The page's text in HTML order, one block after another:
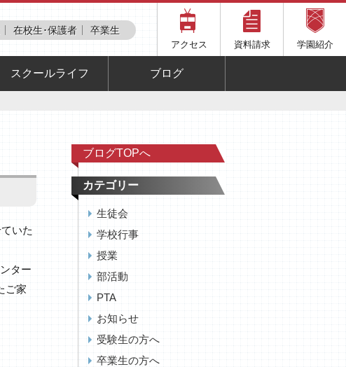
在校生･保護者 卒業生
アクセス 資料請求 学園紹介
スクールライフ ブログ
いた
ター
ご家
ブログTOPへ
カテゴリー
生徒会
学校行事
授業
部活動
PTA
お知らせ
受験生の方へ
卒業生の方へ